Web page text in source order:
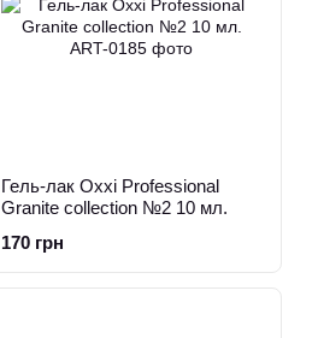
Гель-лак Oxxi Professional
Granite collection №2 10 мл.
170 грн